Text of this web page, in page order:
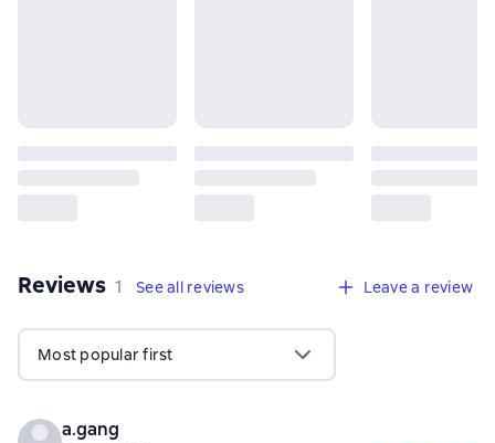
Reviews 1 review
1 See all reviews Leave a review
Most popular first
a.gang